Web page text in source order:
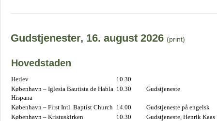
Gudstjenester, 16. august 2026 (print)
Hovedstaden
Herlev
10.30
København – Iglesia Bautista de Habla
Hispana
10.30 Gudstjeneste
København – First Intl. Baptist Church 14.00
Gudstjeneste på engelsk
København – Kristuskirken
10.30
Gudstjeneste, Henrik Kaas